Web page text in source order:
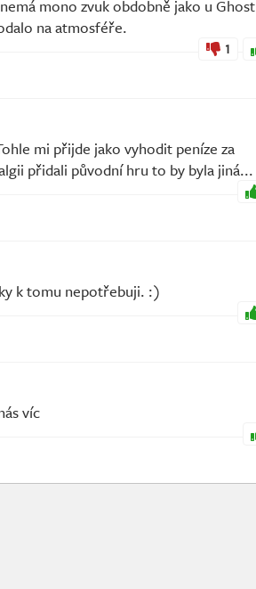
mono zvuk obdobně jako u Ghost
na atmosféře.
1
mi přijde jako vyhodit peníze za
přidali původní hru to by byla jiná...
k tomu nepotřebuji. :)
víc